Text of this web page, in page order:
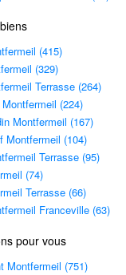
(415)
(329)
Terrasse (264)
(224)
Montfermeil (167)
Montfermeil (104)
Terrasse (95)
(74)
Terrasse (66)
Franceville (63)
pour vous
Montfermeil (751)